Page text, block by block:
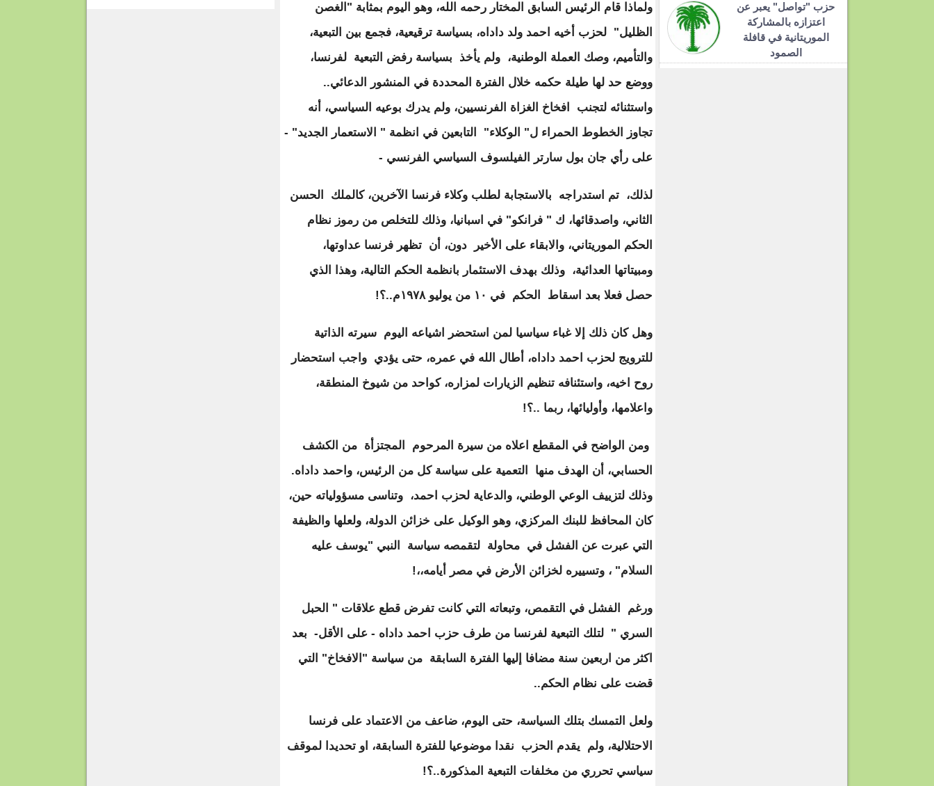
حزب "تواصل" يعبر عن
اعتزازه بالمشاركة
الموريتانية في قافلة
الصمود
ولماذا قام الرئيس السابق المختار رحمه الله، وهو اليوم بمثابة "الغصن
الظليل" لحزب أخيه احمد ولد داداه، بسياسة ترقيعية، فجمع بين التبعية،
والتأميم، وصك العملة الوطنية، ولم يأخذ بسياسة رفض التبعية لفرنسا،
ووضع حد لها طيلة حكمه خلال الفترة المحددة في المنشور الدعائي..
واستثنائه لتجنب افخاخ الغزاة الفرنسيين، ولم يدرك بوعيه السياسي، أنه
تجاوز الخطوط الحمراء ل" الوكلاء" التابعين في انظمة " الاستعمار الجديد" -
على رأي جان بول سارتر الفيلسوف السياسي الفرنسي -
لذلك، تم استدراجه بالاستجابة لطلب وكلاء فرنسا الآخرين، كالملك الحسن
الثاني، واصدقائها، ك " فرانكو" في اسبانيا، وذلك للتخلص من رموز نظام
الحكم الموريتاني، والابقاء على الأخير دون، أن تظهر فرنسا عداوتها،
ومبيتاتها العدائية، وذلك بهدف الاستئمار بانظمة الحكم التالية، وهذا الذي
حصل فعلا بعد اسقاط الحكم في ١٠ من يوليو ١٩٧٨م..؟!
وهل كان ذلك إلا غباء سياسيا لمن استحضر اشياعه اليوم سيرته الذاتية
للترويج لحزب احمد داداه، أطال الله في عمره، حتى يؤدي واجب استحضار
روح اخيه، واستئنافه تنظيم الزيارات لمزاره، كواحد من شيوخ المنطقة،
واعلامها، وأوليائها، ربما ..؟!
ومن الواضح في المقطع اعلاه من سيرة المرحوم المجتزأة من الكشف
الحسابي، أن الهدف منها التعمية على سياسة كل من الرئيس، واحمد داداه.
وذلك لتزييف الوعي الوطني، والدعاية لحزب احمد، وتناسى مسؤولياته حين،
كان المحافظ للبنك المركزي، وهو الوكيل على خزائن الدولة، ولعلها والظيفة
التي عبرت عن الفشل في محاولة لتقمصه سياسة النبي "يوسف عليه
السلام" ، وتسييره لخزائن الأرض في مصر أيامه،،!
ورغم الفشل في التقمص، وتبعاته التي كانت تفرض قطع علاقات " الحبل
السري " لتلك التبعية لفرنسا من طرف حزب احمد داداه - على الأقل- بعد
اكثر من اربعين سنة مضافا إليها الفترة السابقة من سياسة "الافخاخ" التي
قضت على نظام الحكم..
ولعل التمسك بتلك السياسة، حتى اليوم، ضاعف من الاعتماد على فرنسا
الاحتلالية، ولم يقدم الحزب نقدا موضوعيا للفترة السابقة، او تحديدا لموقف
سياسي تحرري من مخلفات التبعية المذكورة..؟!